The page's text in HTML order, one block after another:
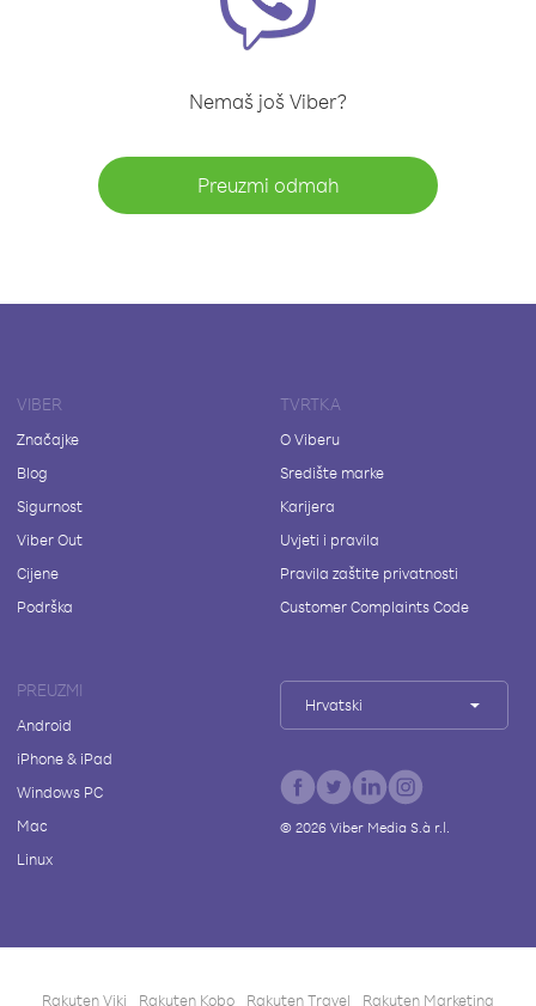
Nemaš još Viber?
Preuzmi odmah
VIBER
Značajke
Blog
Sigurnost
Viber Out
Cijene
Podrška
TVRTKA
O Viberu
Središte marke
Karijera
Uvjeti i pravila
Pravila zaštite privatnosti
Customer Complaints Code
PREUZMI
Android
iPhone & iPad
Windows PC
Mac
Linux
Hrvatski
© 2026Viber Media S.à r.l.
Rakuten Viki Rakuten Kobo Rakuten Travel Rakuten Marketing